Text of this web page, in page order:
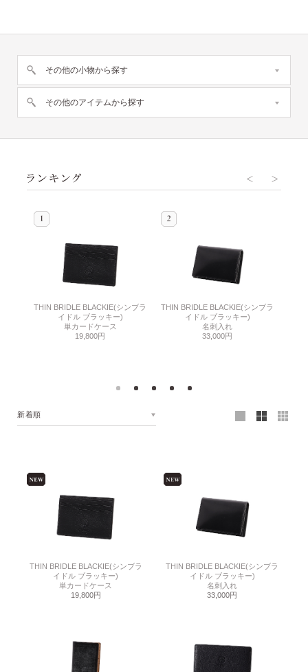
その他の小物から探す
その他のアイテムから探す
THIN BRIDLE BLACKIE(シンブラ
イドル ブラッキー)
単カードケース
19,800円
THIN BRIDLE BLACKIE(シンブラ
イドル ブラッキー)
名刺入れ
33,000円
新着順
THIN BRIDLE BLACKIE(シンブラ
イドル ブラッキー)
単カードケース
19,800円
THIN BRIDLE BLACKIE(シンブラ
イドル ブラッキー)
名刺入れ
33,000円